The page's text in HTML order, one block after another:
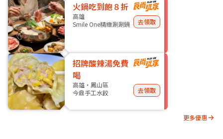
火鍋吃到飽８折
高雄
Smile One精緻涮涮鍋
去領取
招牌酸辣湯免費
喝
高雄・鳳山區
今鼎手工水餃
去領取
更多優惠